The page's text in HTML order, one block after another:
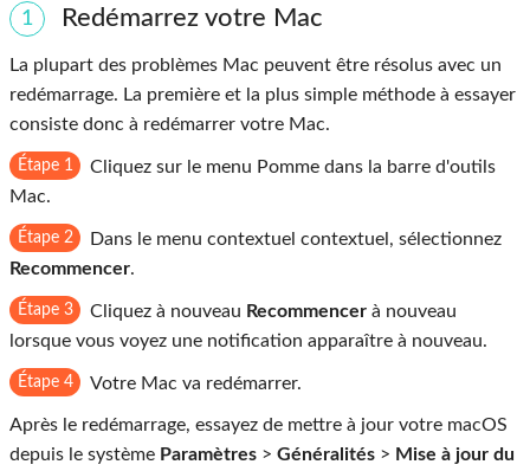
1 Redémarrez votre Mac
La plupart des problèmes Mac peuvent être résolus avec un
redémarrage. La première et la plus simple méthode à essayer
consiste donc à redémarrer votre Mac.
Étape 1
Cliquez sur le menu Pomme dans la barre d'outils
Mac.
Étape 2
Dans le menu contextuel contextuel, sélectionnez
Recommencer.
Étape 3 Cliquez à nouveau Recommencer à nouveau
lorsque vous voyez une notification apparaître à nouveau.
Étape 4 Votre Mac va redémarrer.
Après le redémarrage, essayez de mettre à jour votre macOS
depuis le système Paramètres > Généralités > Mise à jour du